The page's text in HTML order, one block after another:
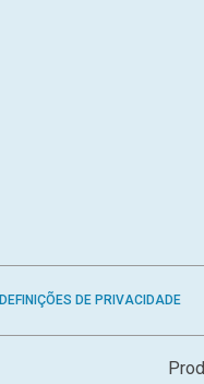
DEFINIÇÕES DE PRIVACIDADE